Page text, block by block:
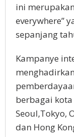
ini
everywhere”
sepanjang
Kampanye
berbagai
Seoul,Tokyo,
dan Hong